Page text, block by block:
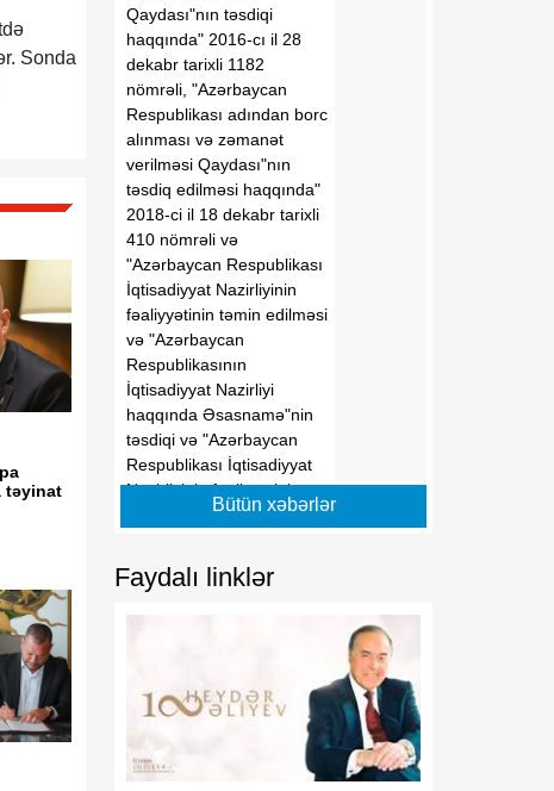
Sonda
təyinat
Qaydası"nın təsdiqi
haqqında" 2016-cı il 28
dekabr tarixli 1182
nömrəli, "Azərbaycan
Respublikası adından borc
alınması və zəmanət
verilməsi Qaydası"nın
təsdiq edilməsi haqqında"
2018-ci il 18 dekabr tarixli
410 nömrəli və
"Azərbaycan Respublikası
İqtisadiyyat Nazirliyinin
fəaliyyətinin təmin edilməsi
və "Azərbaycan
Respublikasının
İqtisadiyyat Nazirliyi
haqqında Əsasnamə"nin
təsdiqi və "Azərbaycan
Respublikası İqtisadiyyat
Nazirliyinin fəaliyyətinin
təmin edilməsi və
İqtisadi İnkişaf Nazirliyinin
fəaliyyətinin
təkmilləşdirilməsi ilə bağlı
Prezidentinin 2006-cı il 28
dekabr tarixli 504 nömrəli
Fərmanında dəyişikliklər
edilməsi barədə"
Bütün xəbərlər
Faydalı linklər